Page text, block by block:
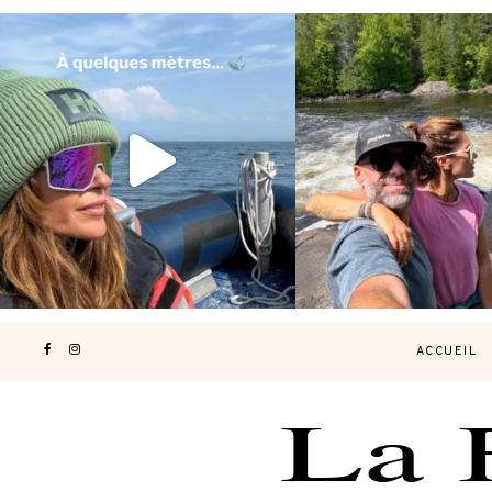
Voir une baleine en photo, c’est
impressionnant 🐋...
190
Les Laurentides, le
nature.
...
308
ACCUEIL